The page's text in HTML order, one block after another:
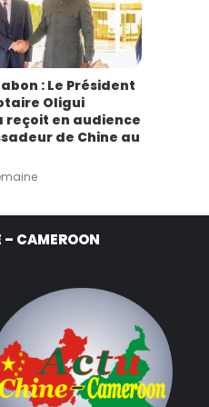
: Le Président
Oligui
reçoit en audience
de Chine au
CAMEROON